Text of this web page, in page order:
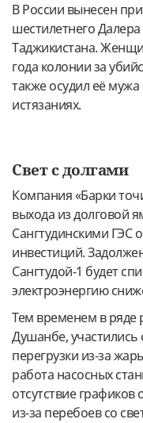
В России вынесен
шестилетнего
Таджикистана.
года колонии за
также осудил её
истязаниях.
Свет с долгами
Компания «Барки
выхода из долговой
Сангтудинскими ГЭС
инвестиций.
Сангтудой-1 будет
электроэнергию
Тем временем в ряде
Душанбе,
перегрузки из-за
работа насосных
отсутствие
из-за перебоев со